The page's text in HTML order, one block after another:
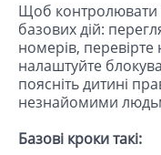
Щоб контролювати
базових дій:
номерів, перевірте
налаштуйте
поясніть дитині
незнайомими
Базові кроки такі: